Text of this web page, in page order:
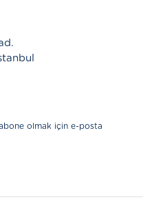
olmak için e-posta